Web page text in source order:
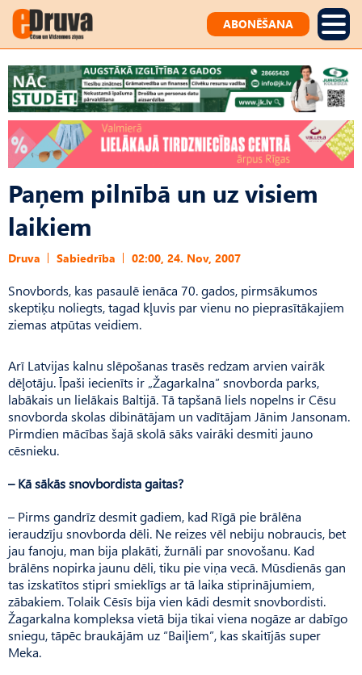
ABONĒŠANA
Paņem pilnībā un uz visiem
laikiem
Druva Sabiedrība 02:00, 24. Nov, 2007
Snovbords, kas pasaulē ienāca 70. gados, pirmsākumos
skeptiķu noliegts, tagad kļuvis par vienu no pieprasītākajiem
ziemas atpūtas veidiem.
Arī Latvijas kalnu slēpošanas trasēs redzam arvien vairāk
dēļotāju. Īpaši iecienīts ir „Žagarkalna” snovborda parks,
labākais un lielākais Baltijā. Tā tapšanā liels nopelns ir Cēsu
snovborda skolas dibinātājam un vadītājam Jānim Jansonam.
Pirmdien mācības šajā skolā sāks vairāki desmiti jauno
cēsnieku.
– Kā sākās snovbordista gaitas?
– Pirms gandrīz desmit gadiem, kad Rīgā pie brālēna
ieraudzīju snovborda dēli. Ne reizes vēl nebiju nobraucis, bet
jau fanoju, man bija plakāti, žurnāli par snovošanu. Kad
brālēns nopirka jaunu dēli, tiku pie viņa vecā. Mūsdienās gan
tas izskatītos stipri smieklīgs ar tā laika stiprinājumiem,
zābakiem. Tolaik Cēsīs bija vien kādi desmit snovbordisti.
Žagarkalna kompleksa vietā bija tikai viena nogāze ar dabīgo
sniegu, tāpēc braukājām uz “Baiļiem”, kas skaitījās super
Meka.